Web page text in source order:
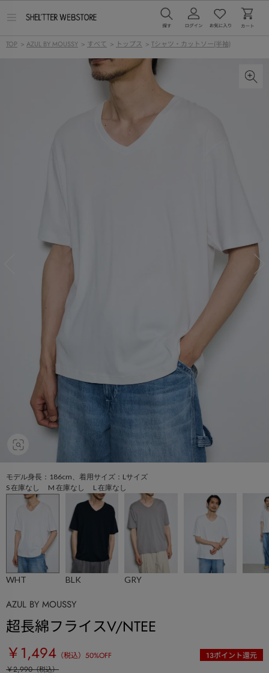
ー
TOP > AZUL BY MOUSSY > すべて > トップス > Tシャツ・カットソー(半袖)
モデル身長：186cm、着用サイズ：Lサイズ
S 在庫なし M 在庫なし L 在庫なし
WHT BLK GRY
AZUL BY MOUSSY
超長綿フライスV/NTEE
￥1,494 （税込） 50%OFF 13ポイント還元
￥2,990（税込）